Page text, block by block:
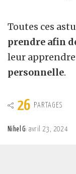
Toutes ces
prendre afin
leur apprendre
personnelle.
26 PARTAGES
Nihel G avril 23, 2024